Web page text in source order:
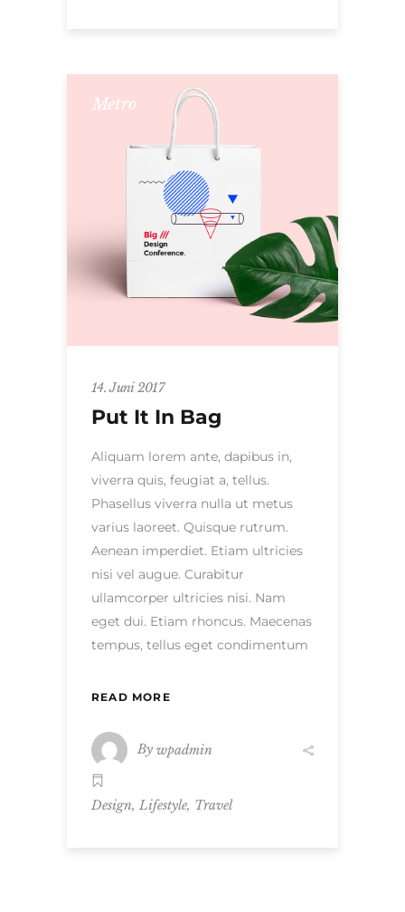
Metro
14. Juni 2017
Put It In Bag
Aliquam lorem ante, dapibus in,
viverra quis, feugiat a, tellus.
Phasellus viverra nulla ut metus
varius laoreet. Quisque rutrum.
Aenean imperdiet. Etiam ultricies
nisi vel augue. Curabitur
ullamcorper ultricies nisi. Nam
eget dui. Etiam rhoncus. Maecenas
tempus, tellus eget condimentum
READ MORE
By wpadmin
Design, Lifestyle, Travel